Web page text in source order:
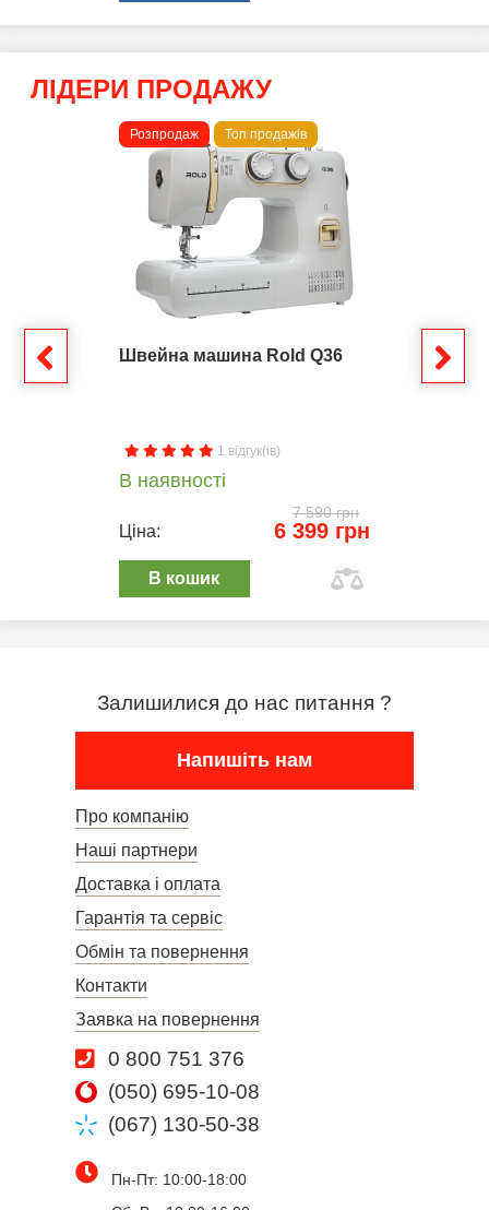
ЛІДЕРИ ПРОДАЖУ
Розпродаж Топ продажів
Швейна машина Rold Q36
1 відгук(ів)
В наявності
7 590 грн
Ціна: 6 399 грн
В кошик
Залишилися до нас питання ?
Напишіть нам
Про компанію
Наші партнери
Доставка і оплата
Гарантія та сервіс
Обмін та повернення
Контакти
Заявка на повернення
0 800 751 376
(050) 695-10-08
(067) 130-50-38
Пн-Пт: 10:00-18:00